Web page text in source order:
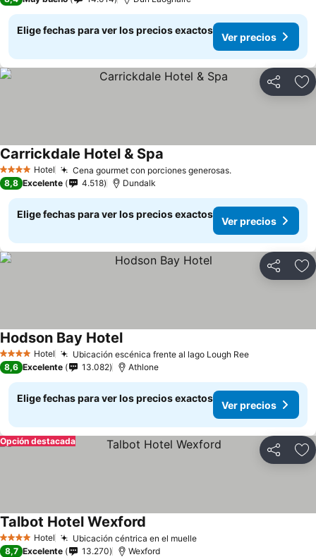
Elige fechas para ver los precios exactos
Ver precios
Compartir
4 EstrellasHotel Cena gourmet con porciones generosas.
Carrickdale Hotel & Spa
8,8 Excelente 4.518 Dundalk
Elige fechas para ver los precios exactos
Ver precios
Compartir
4 EstrellasHotel Ubicación escénica frente al lago Lough Ree
Hodson Bay Hotel
8,6 Excelente 13.082 Athlone
Elige fechas para ver los precios exactos
Ver precios
Compartir
Opción destacada
4 EstrellasHotel Ubicación céntrica en el muelle
Talbot Hotel Wexford
8,7 Excelente 13.270 Wexford